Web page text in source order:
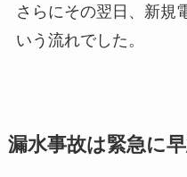
さらにその翌日、新規
いう流れでした。
漏水事故は緊急に